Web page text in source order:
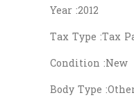
Year :2012
Tax Type :Tax
Condition :New
Body Type